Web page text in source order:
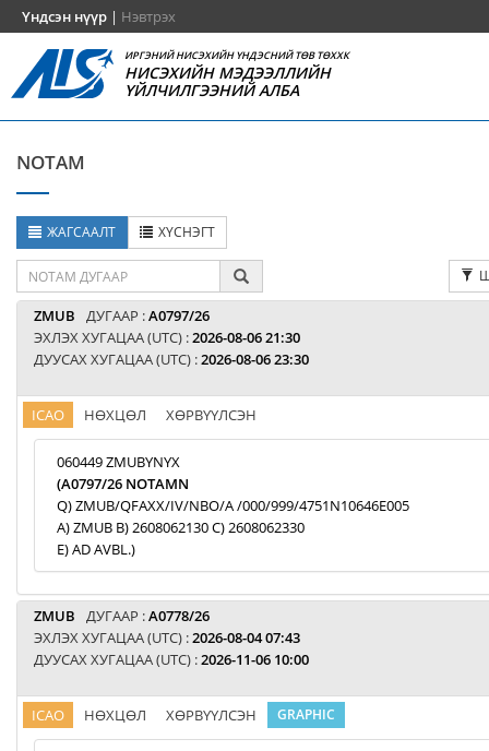
Үндсэн нүүр | Нэвтрэх
ИРГЭНИЙ НИСЭХИЙН ҮНДЭСНИЙ ТӨВ ТӨХХК
НИСЭХИЙН МЭДЭЭЛЛИЙН
ҮЙЛЧИЛГЭЭНИЙ АЛБА
NOTAM
ЖАГСААЛТ ХҮСНЭГТ
ZMUB ДУГААР :A0797/26
ЭХЛЭХ ХУГАЦАА (UTC) :2026-08-06 21:30
ДУУСАХ ХУГАЦАА (UTC) :2026-08-06 23:30
ICAO НӨХЦӨЛ ХӨРВҮҮЛСЭН
060449 ZMUBYNYX
(A0797/26 NOTAMN
Q) ZMUB/QFAXX/IV/NBO/A /000/999/4751N10646E005
A) ZMUB B) 2608062130 C) 2608062330
E) AD AVBL.)
ZMUB ДУГААР :A0778/26
ЭХЛЭХ ХУГАЦАА (UTC) :2026-08-04 07:43
ДУУСАХ ХУГАЦАА (UTC) :2026-11-06 10:00
ICAO НӨХЦӨЛ ХӨРВҮҮЛСЭН GRAPHIC